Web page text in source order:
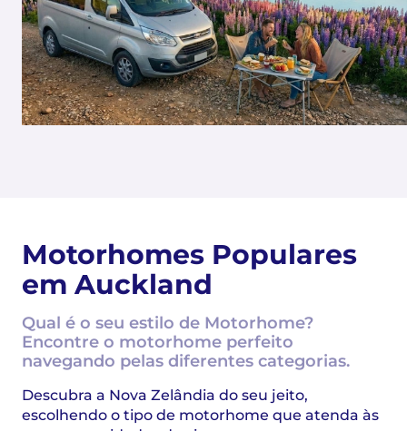
Motorhomes Populares
em Auckland
Qual é o seu estilo de Motorhome?
Encontre o motorhome perfeito
navegando pelas diferentes categorias.
Descubra a Nova Zelândia do seu jeito,
escolhendo o tipo de motorhome que atenda às